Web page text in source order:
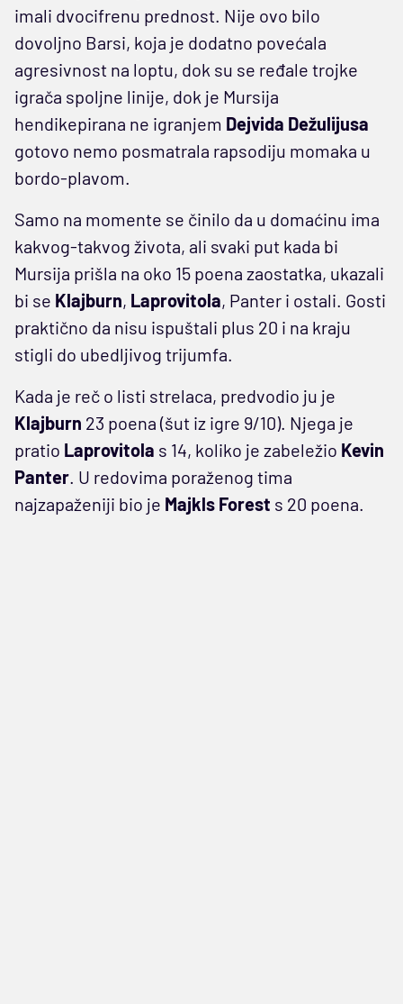
imali dvocifrenu prednost. Nije ovo bilo
dovoljno Barsi, koja je dodatno povećala
agresivnost na loptu, dok su se ređale trojke
igrača spoljne linije, dok je Mursija
hendikepirana ne igranjem Dejvida Dežulijusa
gotovo nemo posmatrala rapsodiju momaka u
bordo-plavom.
Samo na momente se činilo da u domaćinu ima
kakvog-takvog života, ali svaki put kada bi
Mursija prišla na oko 15 poena zaostatka, ukazali
bi se Klajburn, Laprovitola, Panter i ostali. Gosti
praktično da nisu ispuštali plus 20 i na kraju
stigli do ubedljivog trijumfa.
Kada je reč o listi strelaca, predvodio ju je
Klajburn 23 poena (šut iz igre 9/10). Njega je
pratio Laprovitola s 14, koliko je zabeležio Kevin
Panter. U redovima poraženog tima
najzapaženiji bio je Majkls Forest s 20 poena.